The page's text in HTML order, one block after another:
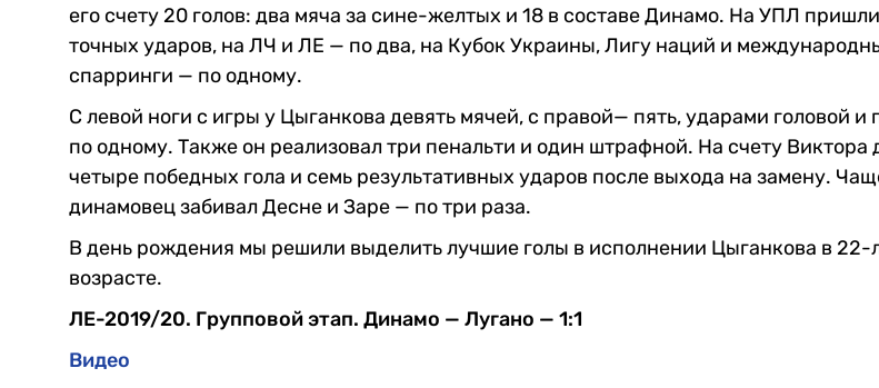
его счету 20 голов: два мяча за сине-желтых и 18 в составе Динамо. На УПЛ
точных ударов, на ЛЧ и ЛЕ — по два, на Кубок Украины, Лигу наций и
спарринги — по одному.
С левой ноги с игры у Цыганкова девять мячей, с правой— пять, ударами головой и
по одному. Также он реализовал три пенальти и один штрафной. На счету Виктора
четыре победных гола и семь результативных ударов после выхода на замену.
динамовец забивал Десне и Заре — по три раза.
В день рождения мы решили выделить лучшие голы в исполнении Цыганкова в 22-
возрасте.
ЛЕ-2019/20. Групповой этап. Динамо — Лугано — 1:1
Видео